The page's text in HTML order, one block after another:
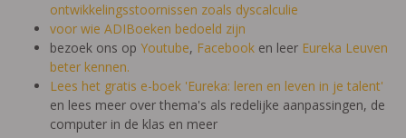
ontwikkelingsstoornissen zoals dyscalculie
voor wie ADIBoeken bedoeld zijn
bezoek ons op Youtube, Facebook en leer Eureka Leuven
beter kennen.
Lees het gratis e-boek 'Eureka: leren en leven in je talent'
en lees meer over thema's als redelijke aanpassingen, de
computer in de klas en meer